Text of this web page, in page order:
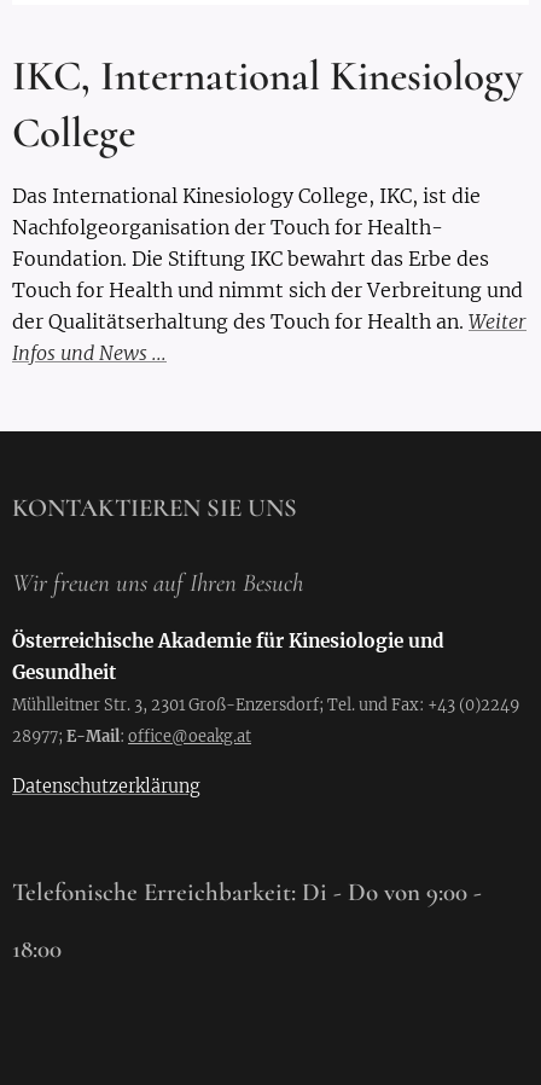
IKC, International Kinesiology
College
Das International Kinesiology College, IKC, ist die
Nachfolgeorganisation der Touch for Health-
Foundation. Die Stiftung IKC bewahrt das Erbe des
Touch for Health und nimmt sich der Verbreitung und
der Qualitätserhaltung des Touch for Health an. Weiter
Infos und News ...
KONTAKTIEREN SIE UNS
Wir freuen uns auf Ihren Besuch
Österreichische Akademie für Kinesiologie und
Gesundheit
Mühlleitner Str. 3, 2301 Groß-Enzersdorf; Tel. und Fax: +43 (0)2249
28977; E-Mail: office@oeakg.at
Datenschutzerklärung
Telefonische Erreichbarkeit: Di - Do von 9:00 -
18:00